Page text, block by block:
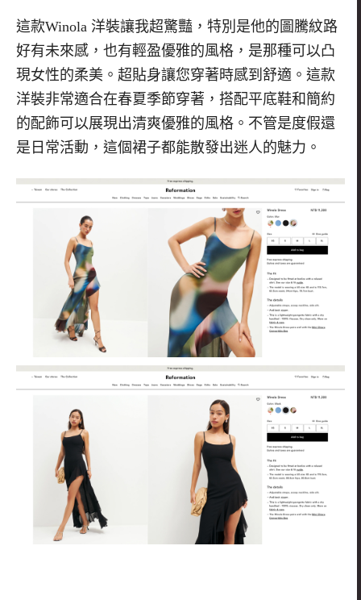
這款Winola 洋裝讓我超驚豔，特別是他的圖騰紋路
好有未來感，也有輕盈優雅的風格，是那種可以凸
現女性的柔美。超貼身讓您穿著時感到舒適。這款
洋裝非常適合在春夏季節穿著，搭配平底鞋和簡約
的配飾可以展現出清爽優雅的風格。不管是度假還
是日常活動，這個裙子都能散發出迷人的魅力。